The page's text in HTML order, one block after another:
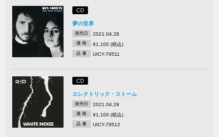
CD
夢の世界
発売日 2021.04.28
価 格 ¥1,100 (税込)
品 番 UICY-79511
CD
エレクトリック・ストーム
発売日 2021.04.28
価 格 ¥1,100 (税込)
品 番 UICY-79512